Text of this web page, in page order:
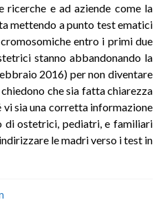
ricerche e ad aziende come la
mettendo a punto test ematici
entro i primi due
stanno abbandonando la
2016) per non diventare
che sia fatta chiarezza
sia una corretta informazione
di ostetrici, pediatri, e familiari
le madri verso i test in